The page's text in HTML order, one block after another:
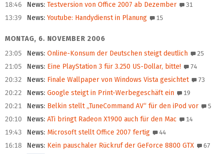
18:46 News: Testversion von Office 2007 ab Dezember 31
13:39 News: Youtube: Handydienst in Planung 15
MONTAG, 6. NOVEMBER 2006
23:05
News: Online-Konsum der Deutschen steigt deutlich 25
21:05 News: Eine PlayStation 3 für 3.250 US-Dollar, bitte! 74
20:32 News: Finale Wallpaper von Windows Vista gesichtet 73
20:22 News: Google steigt in Print-Werbegeschäft ein 19
20:21 News: Belkin stellt „TuneCommand AV“ für den iPod vor 5
20:10 News: ATi bringt Radeon X1900 auch für den Mac 14
19:43 News: Microsoft stellt Office 2007 fertig 44
16:18 News: Kein pauschaler Rückruf der GeForce 8800 GTX 67